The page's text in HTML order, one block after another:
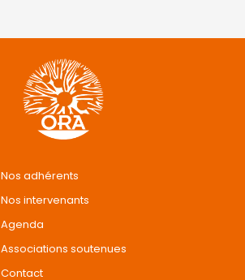
Nos adhérents
Nos intervenants
Agenda
Associations soutenues
Contact